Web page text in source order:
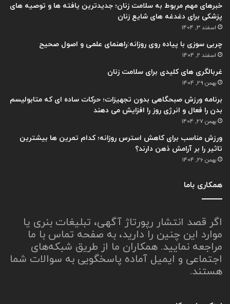
خبرهای مهم مربوط به سلامت زنان؛ جدیدترین یافته ها و توصیه های
پزشکی برای دغدغه های شایع زنان
اسفند 3, 1404
چربی سوزی با پیاده روی روزانه:راهنمای علمی و اصول صحیح
اسفند 2, 1404
غربالگری های کلیدی برای سلامت زنان
بهمن 29, 1404
برنامه ورزش صبحگاهی بدون تجهیزات؛ حرکات ساده ای که متابولیسم
بدن را فعال و انرژی روز را افزایش می دهند
بهمن 27, 1404
ورزش مناسب برای کاهش استرس روزانه؛ کدام تمرین ها بیشترین
تاثیر را بر آرامش ذهن دارند؟
بهمن 26, 1404
همکاری باما
اگر قصد انتشار رپورتاژ آگهی، تبلیغات بنری یا
موارد این چنین را دارید، به صفحه تماس با ما
مراجعه نمایید. همکاران ما از طریق شبکه‌های
اجتماعی و ایمیل آماده پاسخگویی به سوالات شما
هستند.